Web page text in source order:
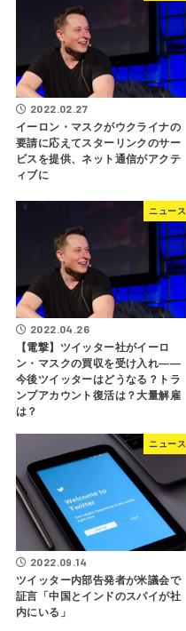
2022.02.27
イーロン・マスクがウクライナの
要請に応えてスターリンクのサー
ビスを提供、ネット通信がアクテ
ィブに
ニュース
2022.04.26
【電撃】ツイッター社がイーロ
ン・マスクの買収を受け入れ――
今後ツイッターはどうなる？トラ
ンプアカウント復活は？大量解雇
は？
ニュース
2022.09.14
ツイッター内部告発者が米議会で
証言「中国とインドのスパイが社
内にいる」